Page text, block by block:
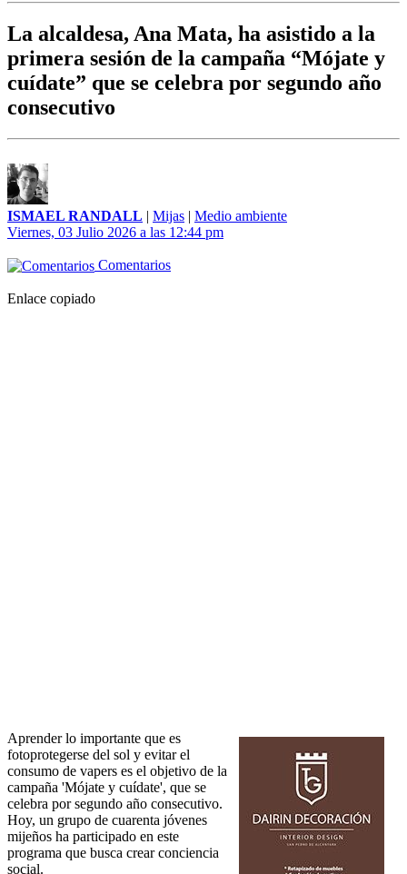
La alcaldesa, Ana Mata, ha asistido a la
primera sesión de la campaña “Mójate y
cuídate” que se celebra por segundo año
consecutivo
ISMAEL RANDALL | Mijas | Medio ambiente
Viernes, 03 Julio 2026 a las 12:44 pm
Comentarios
Enlace copiado
Aprender lo importante que es
fotoprotegerse del sol y evitar el
consumo de vapers es el objetivo de la
campaña 'Mójate y cuídate', que se
celebra por segundo año consecutivo.
Hoy, un grupo de cuarenta jóvenes
mijeños ha participado en este
programa que busca crear conciencia
social.